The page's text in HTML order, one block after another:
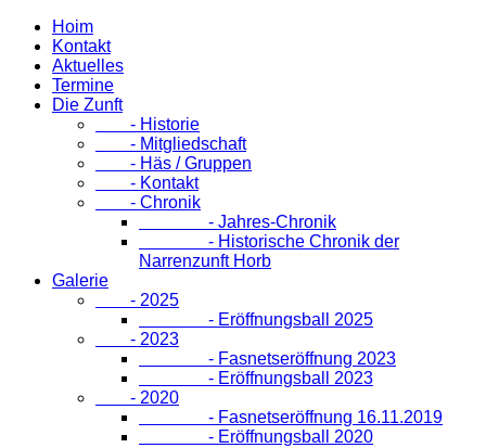
Hoim
Kontakt
Aktuelles
Termine
Die Zunft
- Historie
- Mitgliedschaft
- Häs / Gruppen
- Kontakt
- Chronik
- Jahres-Chronik
- Historische Chronik der
Narrenzunft Horb
Galerie
- 2025
- Eröffnungsball 2025
- 2023
- Fasnetseröffnung 2023
- Eröffnungsball 2023
- 2020
- Fasnetseröffnung 16.11.2019
- Eröffnungsball 2020